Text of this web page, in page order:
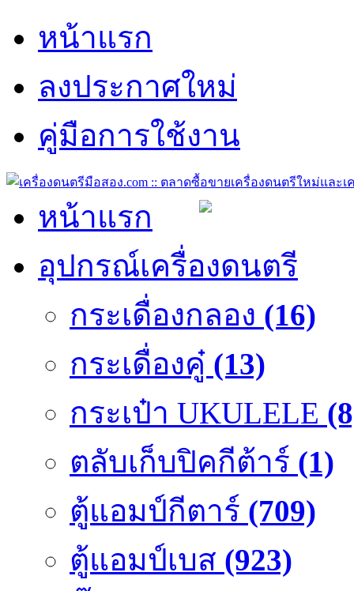
หน้าแรก
ลงประกาศใหม่
คู่มือการใช้งาน
หน้าแรก
อุปกรณ์เครื่องดนตรี
กระเดื่องกลอง (16)
กระเดื่องคู๋ (13)
กระเป๋า UKULELE
ตลับเก็บปิคกีต้าร์ (1)
ตู้แอมป์กีตาร์ (709)
ตู้แอมป์เบส (923)